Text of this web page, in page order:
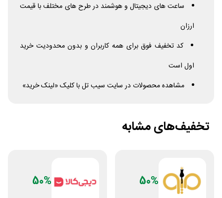
ساعت های دیجیتال و هوشمند در طرح های مختلف با قیمت
ارزان
کد تخفیف فوق برای همه کاربران و بدون محدودیت خرید
اول است
مشاهده محصولات در سایت سیب تل با کلیک «لینک خرید»
تخفیف‌های مشابه
50%
50%